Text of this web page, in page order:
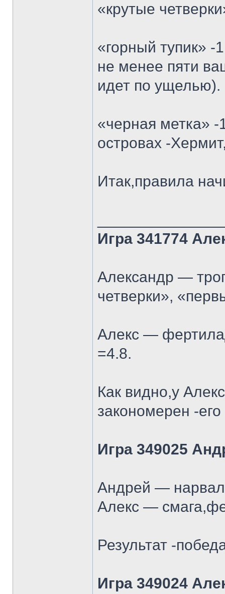
«крутые
«горный тупик»
не менее пяти
идет по ущелью).
«черная метка»
островах -
Итак,правила
Игра 341774
Александр —
четверки»,
Алекс —
=4.8.
Как видно,у
закономерен -
Игра 349025
Андрей —
Алекс —
Результат -
Игра 349024